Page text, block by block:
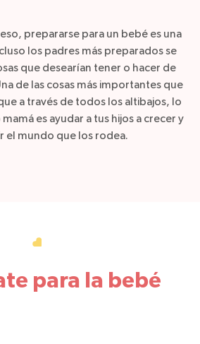
prepararse para un bebé es una
los padres más preparados se
que desearían tener o hacer de
de las cosas más importantes que
a través de todos los altibajos, lo
es ayudar a tus hijos a crecer y
el mundo que los rodea.
para la bebé